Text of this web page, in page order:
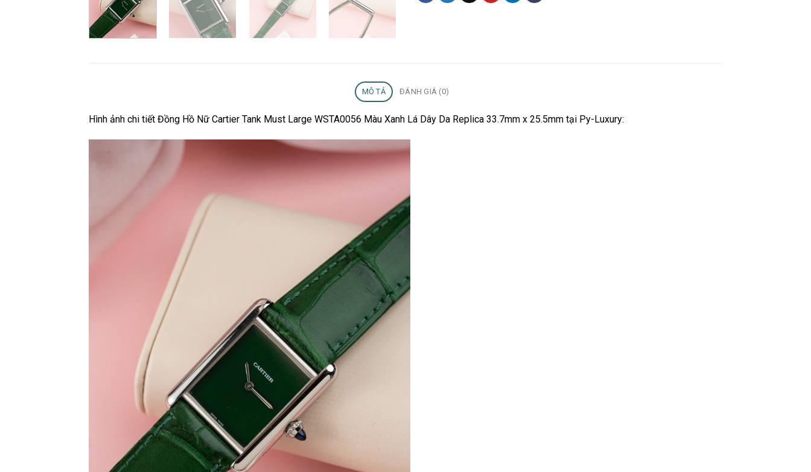
MÔ TẢ ĐÁNH GIÁ (0)
Hình ảnh chi tiết Đồng Hồ Nữ Cartier Tank Must Large WSTA0056 Màu Xanh Lá Dây Da Replica 33.7mm x 25.5mm tại Py-Luxury: